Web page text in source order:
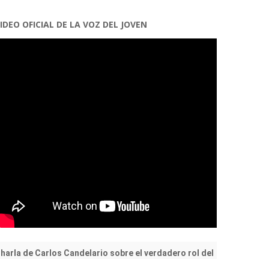
OFICIAL DE LA VOZ DEL JOVEN
de Carlos Candelario sobre el verdadero rol del